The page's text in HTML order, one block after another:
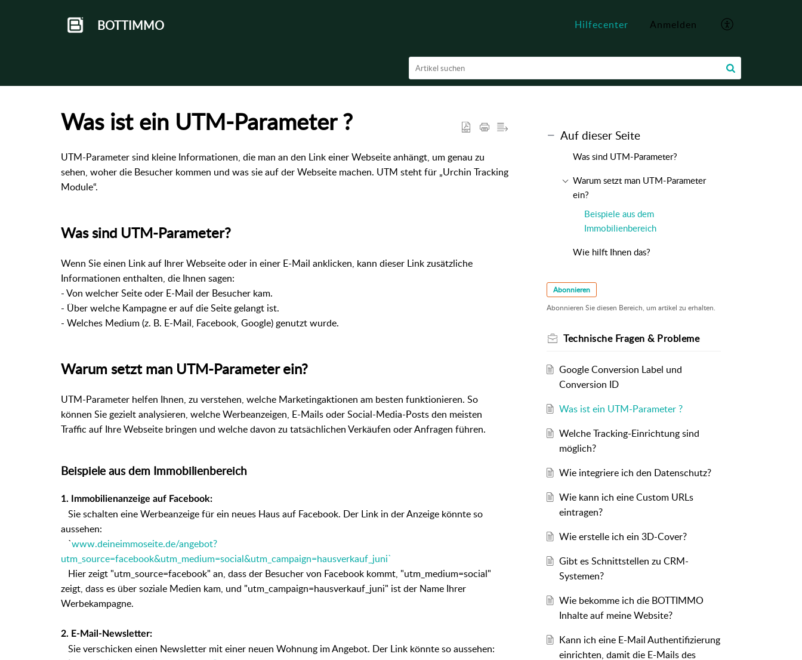
BOTTIMMO Hilfecenter Anmelden
Was ist ein UTM-Parameter ?
UTM-Parameter sind kleine Informationen, die man an den Link einer Webseite anhängt, um genau zu
sehen, woher die Besucher kommen und was sie auf der Webseite machen. UTM steht für „Urchin Tracking
Module“.
Was sind UTM-Parameter?
Wenn Sie einen Link auf Ihrer Webseite oder in einer E-Mail anklicken, kann dieser Link zusätzliche
Informationen enthalten, die Ihnen sagen:
- Von welcher Seite oder E-Mail der Besucher kam.
- Über welche Kampagne er auf die Seite gelangt ist.
- Welches Medium (z. B. E-Mail, Facebook, Google) genutzt wurde.
Warum setzt man UTM-Parameter ein?
UTM-Parameter helfen Ihnen, zu verstehen, welche Marketingaktionen am besten funktionieren. So
können Sie gezielt analysieren, welche Werbeanzeigen, E-Mails oder Social-Media-Posts den meisten
Traffic auf Ihre Webseite bringen und welche davon zu tatsächlichen Verkäufen oder Anfragen führen.
Beispiele aus dem Immobilienbereich
1. Immobilienanzeige auf Facebook:
Sie schalten eine Werbeanzeige für ein neues Haus auf Facebook. Der Link in der Anzeige könnte so
aussehen:
`www.deineimmoseite.de/angebot?
utm_source=facebook&utm_medium=social&utm_campaign=hausverkauf_juni`
Hier zeigt "utm_source=facebook" an, dass der Besucher von Facebook kommt, "utm_medium=social"
zeigt, dass es über soziale Medien kam, und "utm_campaign=hausverkauf_juni" ist der Name Ihrer
Werbekampagne.
2. E-Mail-Newsletter:
Sie verschicken einen Newsletter mit einer neuen Wohnung im Angebot. Der Link könnte so aussehen:
Auf dieser Seite
Was sind UTM-Parameter?
Warum setzt man UTM-Parameter
ein?
Beispiele aus dem
Immobilienbereich
Wie hilft Ihnen das?
Abonnieren
Abonnieren Sie diesen Bereich, um artikel zu erhalten.
Technische Fragen & Probleme
Google Conversion Label und
Conversion ID
Was ist ein UTM-Parameter ?
Welche Tracking-Einrichtung sind
möglich?
Wie integriere ich den Datenschutz?
Wie kann ich eine Custom URLs
eintragen?
Wie erstelle ich ein 3D-Cover?
Gibt es Schnittstellen zu CRM-
Systemen?
Wie bekomme ich die BOTTIMMO
Inhalte auf meine Website?
Kann ich eine E-Mail Authentifizierung
einrichten, damit die E-Mails des